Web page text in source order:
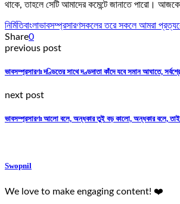
থাকে, তাহলে সেটি আমাদের কমেন্টে জানাতে পারো।
নির্মিতিবাংলাভাবসম্প্রসারণসকলের তরে সকলে আমরা
Share0
previous post
ভাবসম্প্রসারণঃ দণ্ডিতের সাথে দণ্ডদাতা কাঁদে যবে সমান আঘাতে,
next post
ভাবসম্প্রসারণঃ আলো বলে, অন্ধকার তুই বড় কালো, অন্ধকার বলে,
Swopnil
We love to make engaging content! ❤️